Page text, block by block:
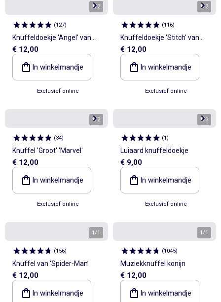
1/2
(127)
Knuffeldoekje 'Angel' van
'Lilo & Stitch'
€ 12,00
In winkelmandje
Exclusief online
1/2
(116)
Knuffeldoekje 'Stitch' van
'Disney'
€ 12,00
In winkelmandje
Exclusief online
1/2
(34)
Knuffel 'Groot' 'Marvel'
€ 12,00
In winkelmandje
Exclusief online
1/3
(1)
Luiaard knuffeldoekje
€ 9,00
In winkelmandje
Exclusief online
1 /1
(156)
Knuffel van ‘Spider-Man’
€ 12,00
In winkelmandje
1 /1
(1045)
Muziekknuffel konijn
€ 12,00
In winkelmandje